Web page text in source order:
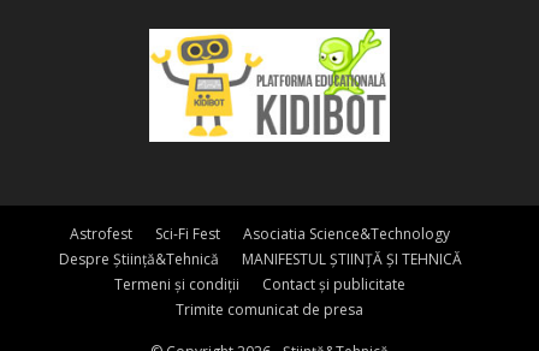
Astrofest Sci-Fi Fest
Asociatia Science&Technology
Despre Știință&Tehnică
MANIFESTUL ȘTIINȚĂ ȘI TEHNICĂ
Termeni și condiții
Contact și publicitate
Trimite comunicat de presa